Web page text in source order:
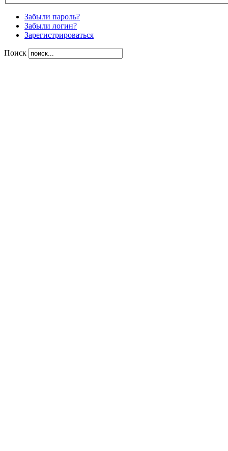
Забыли пароль?
Забыли логин?
Зарегистрироваться
Поиск